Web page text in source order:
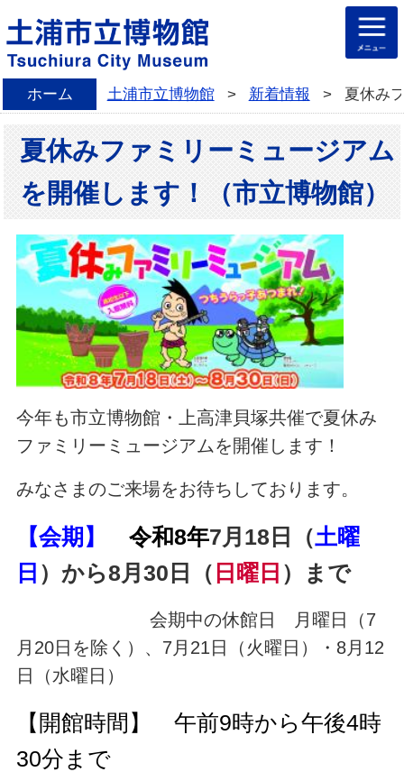
ホーム 土浦市立博物館 > 新着情報 > 夏休み
夏休みファミリーミュージアム
を開催します！（市立博物館）
今年も市立博物館・上高津貝塚共催で夏休み
ファミリーミュージアムを開催します！
みなさまのご来場をお待ちしております。
【会期】 令和8年7月18日（土曜
日 ）から8月30日（ 日曜日 ）まで
会期中の休館日 月曜日（7
月20日を除く）、7月21日（火曜日）・8月12
日（水曜日）
【開館時間】 午前9時から午後4時
30分まで